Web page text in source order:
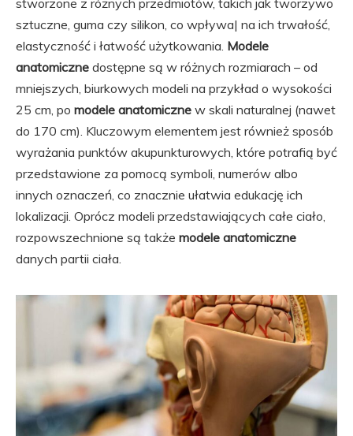
sztuczne, guma czy silikon, co wpływa| na ich trwałość,
elastyczność i łatwość użytkowania. Modele
anatomiczne dostępne są w różnych rozmiarach – od
mniejszych, biurkowych modeli na przykład o wysokości
25 cm, po modele anatomiczne w skali naturalnej (nawet
do 170 cm). Kluczowym elementem jest również sposób
wyrażania punktów akupunkturowych, które potrafią być
przedstawione za pomocą symboli, numerów albo
innych oznaczeń, co znacznie ułatwia edukację ich
lokalizacji. Oprócz modeli przedstawiających całe ciało,
rozpowszechnione są także modele anatomiczne
danych partii ciała.